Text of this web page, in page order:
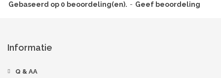
Gebaseerd op 0 beoordeling(en). - Geef beoordeling
Informatie
Q & AA